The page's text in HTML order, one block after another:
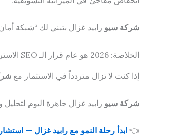
شركة سيو رابيد غزال بتبني لك “شبكة
الخلاصة: 2026 هو عام قرار الـ SEO الاستراتيجي
إذا كنت لا تزال متردداً في الاستثمار مع
شركة سيو رابيد غزال جاهزة اليوم
👈 ابدأ رحلة النمو مع رابيد غزال —